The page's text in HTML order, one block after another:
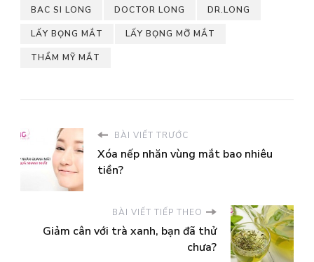
BAC SI LONG DOCTOR LONG DR.LONG
LẤY BỌNG MẮT LẤY BỌNG MỠ MẮT
THẨM MỸ MẮT
BÀI VIẾT TRƯỚC
Xóa nếp nhăn vùng mắt bao nhiêu
tiền?
BÀI VIẾT TIẾP THEO
Giảm cân với trà xanh, bạn đã thử
chưa?